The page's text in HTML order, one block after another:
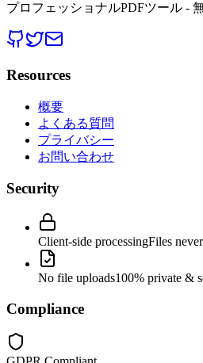
プロフェッショナルPDFツール -
Resources
概要
よくある質問
プライバシー
お問い合わせ
Security
Client-side processingFiles
No file uploads100% private &
Compliance